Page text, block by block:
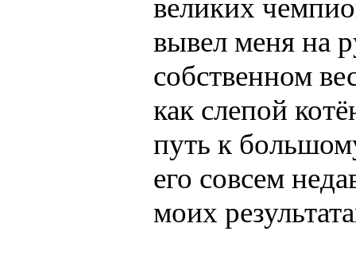
великих
вывел меня на
собственном
как слепой
путь к
его совсем
моих